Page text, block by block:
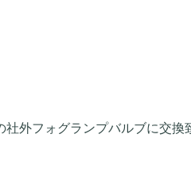
外フォグランプバルブに交